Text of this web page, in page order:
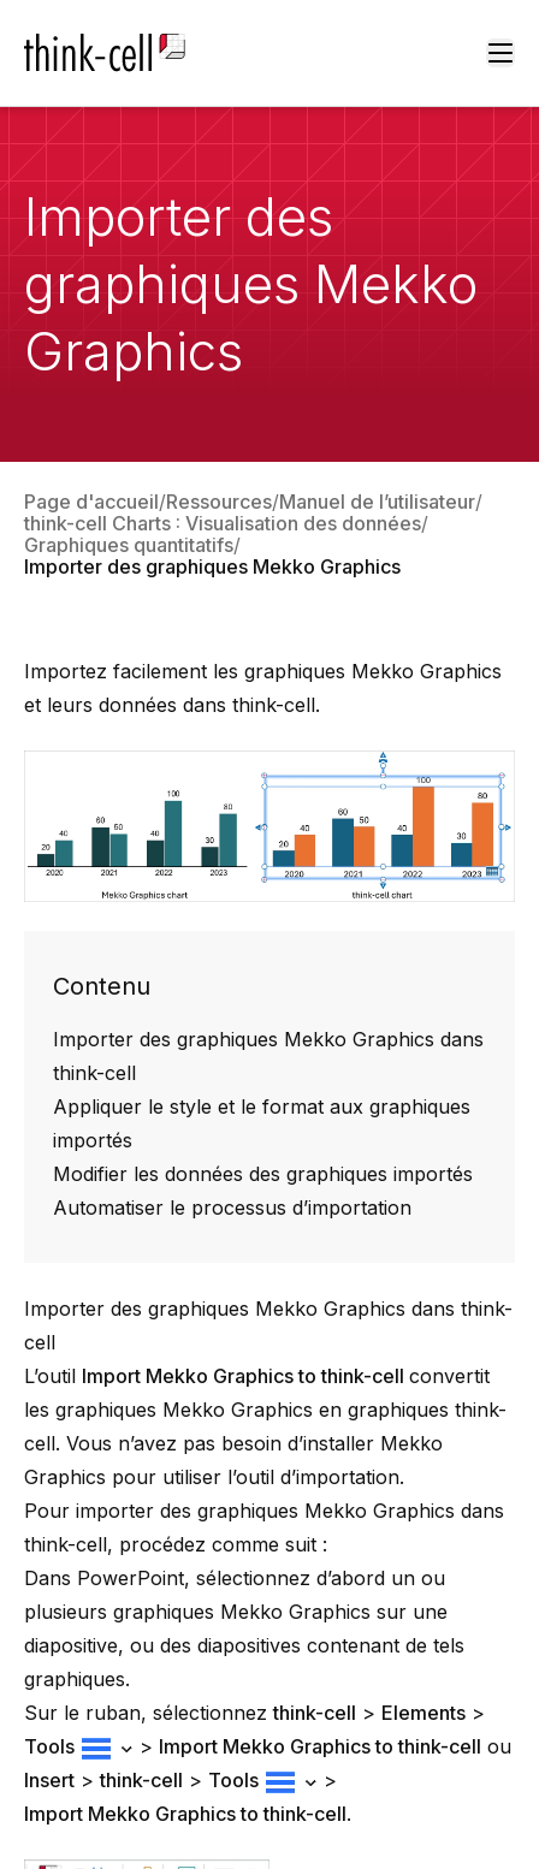
Importer des
graphiques Mekko
Graphics
Page d'accueil Ressources Manuel de l’utilisateur
think-cell Charts : Visualisation des données
Graphiques quantitatifs
Importer des graphiques Mekko Graphics
Importez facilement les graphiques Mekko Graphics
et leurs données dans think-cell.
Contenu
Importer des graphiques Mekko Graphics dans
think-cell
Appliquer le style et le format aux graphiques
importés
Modifier les données des graphiques importés
Automatiser le processus d’importation
Importer des graphiques Mekko Graphics dans think-
cell
L’outil Import Mekko Graphics to think-cell convertit
les graphiques Mekko Graphics en graphiques think-
cell. Vous n’avez pas besoin d’installer Mekko
Graphics pour utiliser l’outil d’importation.
Pour importer des graphiques Mekko Graphics dans
think-cell, procédez comme suit :
Dans PowerPoint, sélectionnez d’abord un ou
plusieurs graphiques Mekko Graphics sur une
diapositive, ou des diapositives contenant de tels
graphiques.
Sur le ruban, sélectionnezthink-cell > Elements >
Tools
> Import Mekko Graphics to think-cell ou
Insert >think-cell > Tools
>
Import Mekko Graphics to think-cell.